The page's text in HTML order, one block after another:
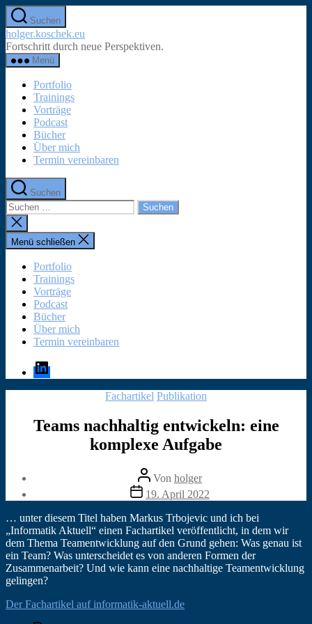
Zum
Inhalt
springen
Suchen
holger.koschek.eu
Fortschritt durch neue Perspektiven.
Menü
Portfolio
Trainings
Vorträge
Podcast
Bücher
Über mich
Termin vereinbaren
Suchen
Suchen
nach:
Suche
schließen
Menü schließen
Portfolio
Trainings
Vorträge
Podcast
Bücher
Über mich
Termin vereinbaren
LinkedIn
Kategorien
Fachartikel Publikation
Teams nachhaltig entwickeln: eine
komplexe Aufgabe
Beitragsautor
Von holger
Veröffentlichungsdatum
19. April 2022
… unter diesem Titel haben Markus Trbojevic und ich bei
„Informatik Aktuell“ einen Fachartikel veröffentlicht, in dem wir
dem Thema Teamentwicklung auf den Grund gehen: Was genau ist
ein Team? Was unterscheidet es von anderen Formen der
Zusammenarbeit? Und wie kann eine nachhaltige Teamentwicklung
gelingen?
Der Fachartikel auf informatik-aktuell.de